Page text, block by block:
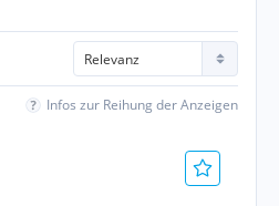
Infos zur Reihung der Anzeigen